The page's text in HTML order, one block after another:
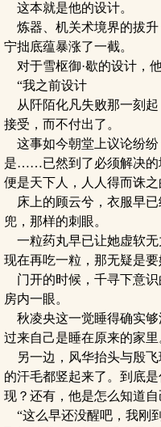
这本就是他的设计。
炼器、机关术境界的拔升
宁拙底蕴暴涨了一截。
对于雪枢御·歇的设计，
“我之前设计
从阡陌化凡失败那一刻起
接受，而不付出了。
这事如今朝堂上议论纷纷
是……已然到了必须解决的
便是天下人，人人得而诛之
床上的顾云兮，衣服早已
兜，那样的刺眼。
一粒药丸早已让她虚软
现在再吃一粒，那无疑是要
门开的时候，千寻下意识
房内一眼。
秋凌央这一觉睡得确实够
过来自己是睡在原来的家里
另一边，风华抬头与殷飞
的汗毛都竖起来了。到底
现？还有，他是怎么知道自
“这么早还没醒吧，我刚